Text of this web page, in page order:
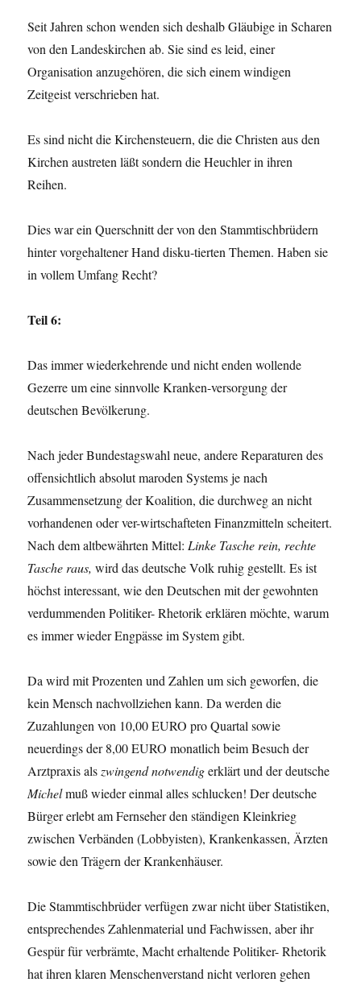
Seit Jahren schon wenden sich deshalb Gläubige in Scharen
von den Landeskirchen ab. Sie sind es leid, einer
Organisation anzugehören, die sich einem windigen
Zeitgeist verschrieben hat.
Es sind nicht die Kirchensteuern, die die Christen aus den
Kirchen austreten läßt sondern die Heuchler in ihren
Reihen.
Dies war ein Querschnitt der von den Stammtischbrüdern
hinter vorgehaltener Hand disku-tierten Themen. Haben sie
in vollem Umfang Recht?
Teil 6:
Das immer wiederkehrende und nicht enden wollende
Gezerre um eine sinnvolle Kranken-versorgung der
deutschen Bevölkerung.
Nach jeder Bundestagswahl neue, andere Reparaturen des
offensichtlich absolut maroden Systems je nach
Zusammensetzung der Koalition, die durchweg an nicht
vorhandenen oder ver-wirtschafteten Finanzmitteln scheitert.
Nach dem altbewährten Mittel: Linke Tasche rein, rechte
Tasche raus, wird das deutsche Volk ruhig gestellt. Es ist
höchst interessant, wie den Deutschen mit der gewohnten
verdummenden Politiker- Rhetorik erklären möchte, warum
es immer wieder Engpässe im System gibt.
Da wird mit Prozenten und Zahlen um sich geworfen, die
kein Mensch nachvollziehen kann. Da werden die
Zuzahlungen von 10,00 EURO pro Quartal sowie
neuerdings der 8,00 EURO monatlich beim Besuch der
Arztpraxis als zwingend notwendigerklärt und der deutsche
Michelmuß wieder einmal alles schlucken! Der deutsche
Bürger erlebt am Fernseher den ständigen Kleinkrieg
zwischen Verbänden (Lobbyisten), Krankenkassen, Ärzten
sowie den Trägern der Krankenhäuser.
Die Stammtischbrüder verfügen zwar nicht über Statistiken,
entsprechendes Zahlenmaterial und Fachwissen, aber ihr
Gespür für verbrämte, Macht erhaltende Politiker- Rhetorik
hat ihren klaren Menschenverstand nicht verloren gehen